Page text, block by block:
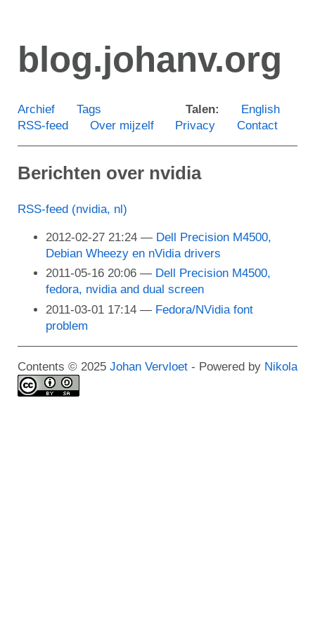
naar
de
blog.johanv.org
Talen: English
Archief
Tags
RSS-feed
Over mijzelf Privacy Contact
Berichten over nvidia
RSS-feed (nvidia, nl)
2012-02-27 21:24
Dell Precision M4500,
Debian Wheezy en nVidia drivers
2011-05-16 20:06
Dell Precision M4500,
fedora, nvidia and dual screen
2011-03-01 17:14
Fedora/NVidia font
problem
Contents © 2025 Johan Vervloet - Powered by Nikola